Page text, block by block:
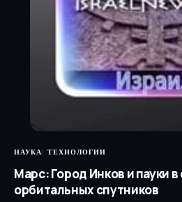
НАУКА ТЕХНОЛОГИИ
Марс: Город Инков и пауки
орбитальных спутников